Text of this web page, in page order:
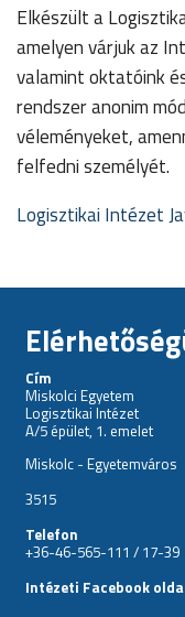
Elkészült a
amelyen várjuk az
valamint oktatóink
rendszer anonim
véleményeket,
felfedni személyét.
Logisztikai Intézet
Cím
Miskolci Egyetem
Logisztikai Intézet
A/5 épület, 1. emelet
Miskolc - Egyetemváros
3515
Telefon
+36-46-565-111 / 17-39
Intézeti Facebook